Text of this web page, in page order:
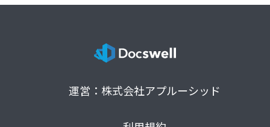
運営：株式会社アプルーシッド